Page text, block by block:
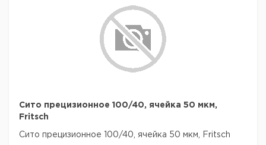
Сито прецизионное 100/40, ячейка 50 мкм,
Fritsch
Сито прецизионное 100/40, ячейка 50 мкм, Fritsch